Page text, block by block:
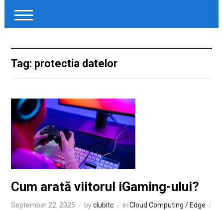
Tag: protectia datelor
Cum arată viitorul iGaming-ului?
September 22, 2025 byclubitc in Cloud Computing / Edge